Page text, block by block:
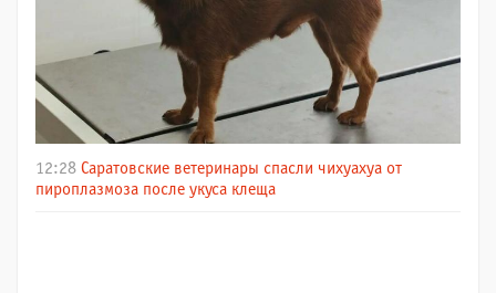
12:28 Саратовские ветеринары спасли чихуахуа от
пироплазмоза после укуса клеща